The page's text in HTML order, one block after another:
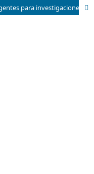
Potencialidades de los celulares inteligentes para investigaciones biológicas. Parte 2: Receptores GPS/GNSS